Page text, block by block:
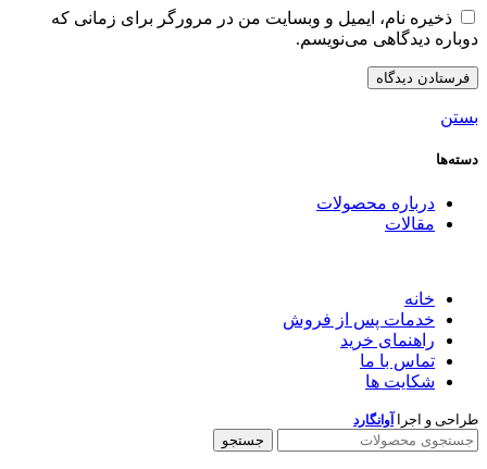
ذخیره نام، ایمیل و وبسایت من در مرورگر برای زمانی که
دوباره دیدگاهی می‌نویسم.
بستن
دسته‌ها
درباره محصولات
مقالات
خانه
خدمات پس از فروش
راهنمای خرید
تماس با ما
شکایت ها
طراحی و اجرا آوانگارد
جستجو